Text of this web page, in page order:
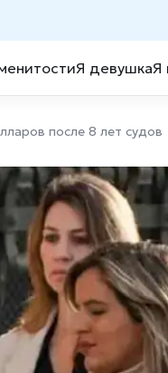
Я девушкаЯ
после 8 лет судов